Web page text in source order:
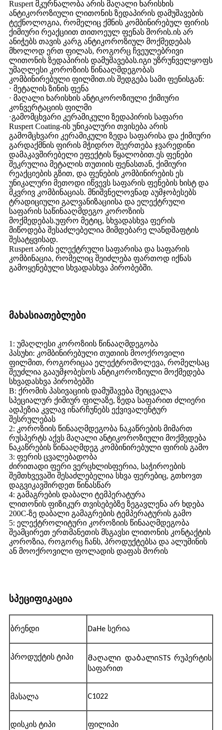
Ruspert მკურნალობა არის მაღალი ხარისხის
ანტიკოროზიული ლითონის ზედაპირის დამუშავების
ტექნოლოგია, რომელიც ქმნის კომბინირებულ ფირის
ქიმიური რეაქციით თითოეულ ფენას შორის.ის არ
ანიჭებს თავის კარგ ანტიკოროზიულ მოქმედებას
მხოლოდ ერთ ფილას, როგორც ჩვეულებრივი
ლითონის ზედაპირის დამუშავებას.იგი უზრუნველყოფს
უმაღლესი კოროზიის წინააღმდეგობას
კომბინირებული ფილმით.ის შედგება სამი ფენისგან:
‧ მეტალის ზინის ფენა
‧ მაღალი ხარისხის ანტიკოროზიული ქიმიური
კონვერტაციის ფილმი
‧გამომცხვარი კერამიკული ზედაპირის საფარი
Ruspert Coating-ის უნიკალური თვისება არის
გამომცხვარი კერამიკული ზედა საფარისა და ქიმიური
გარდაქმნის ფირის მჭიდრო შეერთება ჯვარედინი
დამაკავშირებელი ეფექტის წყალობით.ეს ფენები
შეკრულია მეტალის თუთიის ფენასთან, ქიმიური
რეაქციების გზით, და ფენების კომბინირების ეს
უნიკალური მეთოდი იწვევს საფარის ფენების ხისტ და
მკვრივ კომბინაციას. მნიშვნელოვნად აუმჯობესებს
ტრადიციული გალვანიზაციისა და ელექტრული
საფარის საწინააღმდეგო კოროზიის
მოქმედებას.უფრო მეტიც, სხვადასხვა ფერის
მიწოდება შესაძლებელია მიმდებარე ლანდშაფტის
შესატყვისად.
Ruspert არის ელექტრული საფარისა და საფარის
კომბინაცია, რომელიც შეიძლება ფართოდ იქნას
გამოყენებული სხვადასხვა პირობებში.
მახასიათებლები
1: უმაღლესი კოროზიის წინააღმდეგობა
პასუხი: კომბინირებული თუთიის მოოქროვილი
ფილმით, როგორიცაა ელექტრომოლევა, რომელსაც
შეუძლია გააუმჯობესოს ანტიკოროზიული მოქმედება
სხვადასხვა პირობებში
B: ქრომის პასივაციის დამუშავება შეიცვალა
სპეციალურ ქიმიურ ფილაზე, ზედა საფარით ძლიერი
ადჰეზია კვლავ ინარჩუნებს ექვივალენტურ
შესრულებას
2: კოროზიის წინააღმდეგობა ნაკაწრების მიმართ
რუსპერტს აქვს მაღალი ანტიკოროზიული მოქმედება
ნაკაწრების წინააღმდეგ კომბინირებული ფირის გამო
3: ფერის ცვალებადობა
ძირითადი ფერი ვერცხლისფერია, საჭიროების
შემთხვევაში შესაძლებელია სხვა ფერებიც, გთხოვთ
დაგვიკავშირდეთ წინასწარ
4: გამაგრების დაბალი ტემპერატურა
ლითონის ფიზიკურ თვისებებზე ზეგავლენა არ ხდება
200C-ზე დაბალი გამაგრების ტემპერატურის გამო
5: ელექტროლიტური კოროზიის წინააღმდეგობა
შეამცირეთ ერთმანეთის მსგავსი ლითონის კონტაქტის
კოროზია, როგორც ჩანს, პროდუქტებსა და ალუმინის
ან მოოქროვილი ფოლადის დაფას შორის
სპეციფიკაცია
ბრენდი DaHe სერია
პროდუქტის ტიპი Მაღალი დაბალიSTS რუპერტის
საფარით
მასალა C1022
დისკის ტიპი ფილიპი